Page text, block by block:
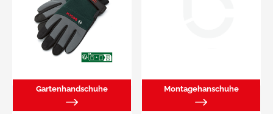
Gartenhandschuhe Montagehanschuhe